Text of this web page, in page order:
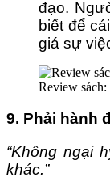
đạo.
biết để
giá sự
Review
9. Phải hành
“Không ngại
khác.”